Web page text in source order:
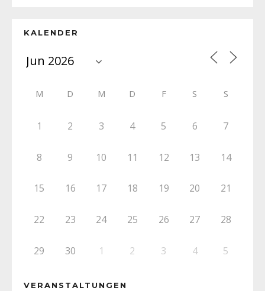
KALENDER
M D M D F S S
1 2 3 4 5 6 7
8 9 10 11 12 13 14
15 16 17 18 19 20 21
22 23 24 25 26 27 28
29 30 1 2 3 4 5
VERANSTALTUNGEN